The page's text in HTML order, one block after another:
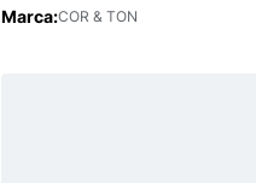
Marca:COR & TON